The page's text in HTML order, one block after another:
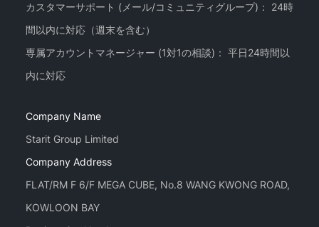
カスタマーサポート (メール/コミュニティグループ)： 24時
間以内に対応（週末を含む）
専属アカウントマネージャー (1対1の相談)： 平日24時間以
Company Name
Starit Group Limited
Company Address
FLAT/RM F 6/F MEGA CUBE, No.8 WANG KWONG ROAD,
KOWLOON BAY